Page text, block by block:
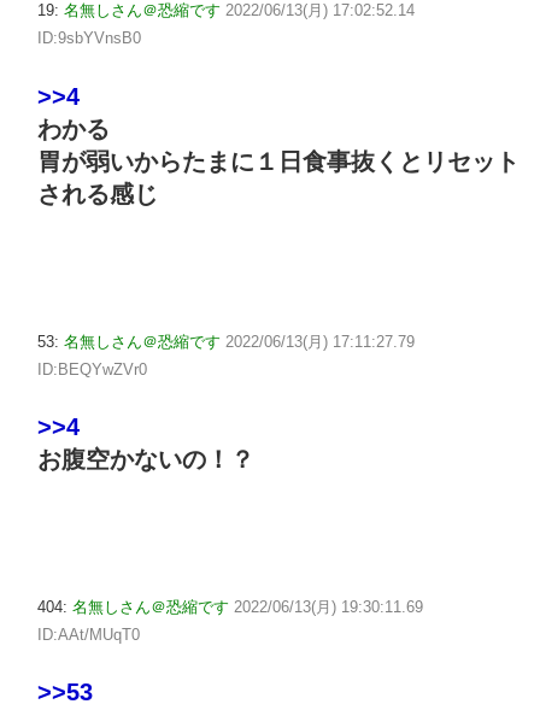
19: 名無しさん＠恐縮です 2022/06/13(月) 17:02:52.14
ID:9sbYVnsB0
>>4
わかる
胃が弱いからたまに１日食事抜くとリセット
される感じ
53: 名無しさん＠恐縮です 2022/06/13(月) 17:11:27.79
ID:BEQYwZVr0
>>4
お腹空かないの！？
404: 名無しさん＠恐縮です 2022/06/13(月) 19:30:11.69
ID:AAt/MUqT0
>>53